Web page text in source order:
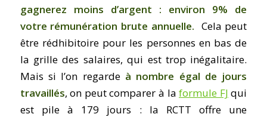
gagnerez moins d’argent : environ 9% de
votre rémunération brute annuelle. Cela peut
être rédhibitoire pour les personnes en bas de
la grille des salaires, qui est trop inégalitaire.
Mais si l’on regardeà nombre égal de jours
travaillés, on peut comparer à laformule FJ qui
est pile à 179 jours : la RCTT offre une